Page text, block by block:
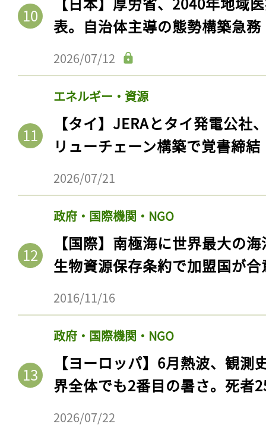
表。自治体主導の態勢構築急務
2026/07/12
エネルギー・資源
【タイ】JERAとタイ発電公社
リューチェーン構築で覚書締結
2026/07/21
政府・国際機関・NGO
【国際】南極海に世界最大の
生物資源保存条約で加盟国が合
2016/11/16
政府・国際機関・NGO
【ヨーロッパ】6月熱波、観
界全体でも2番目の暑さ。死者
2026/07/22
ログイン
会員登録